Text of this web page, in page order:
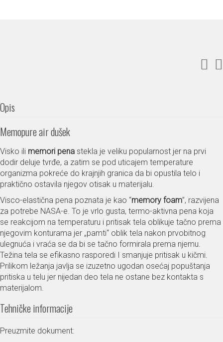
Opis
Memopure air dušek
Visko ili memori pena stekla je veliku popularnost jer na prvi
dodir deluje tvrđe, a zatim se pod uticajem temperature
organizma pokreće do krajnjih granica da bi opustila telo i
praktično ostavila njegov otisak u materijalu.
Visco-elastična pena poznata je kao “memory foam”, razvijena
za potrebe NASA-e. To je vrlo gusta, termo-aktivna pena koja
se reakcijom na temperaturu i pritisak tela oblikuje tačno prema
njegovim konturama jer „pamti“ oblik tela nakon prvobitnog
ulegnuća i vraća se da bi se tačno formirala prema njemu.
Težina tela se efikasno rasporedi I smanjuje pritisak u kičmi.
Prilikom ležanja javlja se izuzetno ugodan osećaj popuštanja
pritiska u telu jer nijedan deo tela ne ostane bez kontakta s
materijalom.
Tehničke informacije
Preuzmite dokument: